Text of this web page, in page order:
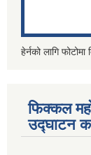
हेर्नको लागि
फिक्कल
उद्घाटन